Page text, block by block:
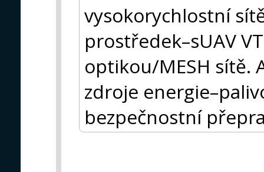
vysokorychlostní
prostředek–sUAV
optikou/MESH sítě.
zdroje
bezpečnostní